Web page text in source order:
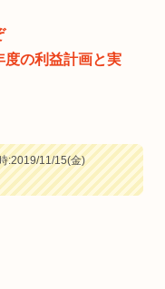
度の利益計画と実
:2019/11/15(金)